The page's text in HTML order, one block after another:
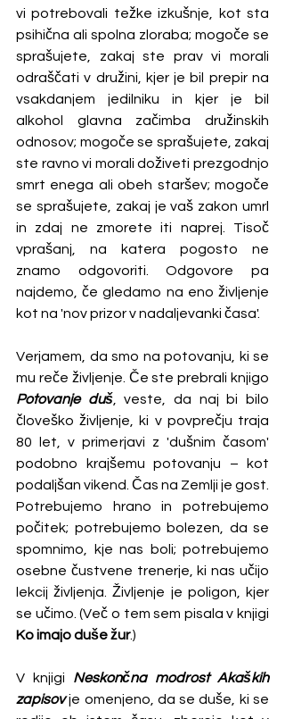
vi potrebovali težke izkušnje, kot sta
psihična ali spolna zloraba; mogoče se
sprašujete, zakaj ste prav vi morali
odraščati v družini, kjer je bil prepir na
vsakdanjem jedilniku in kjer je bil
alkohol glavna začimba družinskih
odnosov; mogoče se sprašujete, zakaj
ste ravno vi morali doživeti prezgodnjo
smrt enega ali obeh staršev; mogoče
se sprašujete, zakaj je vaš zakon umrl
in zdaj ne zmorete iti naprej. Tisoč
vprašanj, na katera pogosto ne
znamo odgovoriti. Odgovore pa
najdemo, če gledamo na eno življenje
kot na 'nov prizor v nadaljevanki časa'.
Verjamem, da smo na potovanju, ki se
Potovanje duš, veste, da naj bi bilo
človeško življenje, ki v povprečju traja
80 let, v primerjavi z 'dušnim časom'
podobno krajšemu potovanju – kot
podaljšan vikend. Čas na Zemlji je gost.
Potrebujemo hrano in potrebujemo
počitek; potrebujemo bolezen, da se
spomnimo, kje nas boli; potrebujemo
osebne čustvene trenerje, ki nas učijo
lekcij življenja. Življenje je poligon, kjer
Ko imajo duše žur.)
V knjigi Neskončna modrost Akaških
zapisov je omenjeno, da se duše, ki se